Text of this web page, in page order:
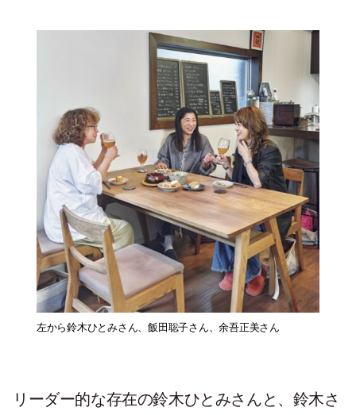
左から鈴木ひとみさん、飯田聡子さん、余吾正美さん
リーダー的な存在の鈴木ひとみさんと、鈴木さ